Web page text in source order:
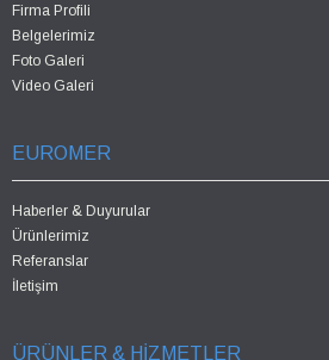
Firma Profili
Belgelerimiz
Foto Galeri
Video Galeri
EUROMER
Haberler & Duyurular
Ürünlerimiz
Referanslar
İletişim
ÜRÜNLER & HİZMETLER